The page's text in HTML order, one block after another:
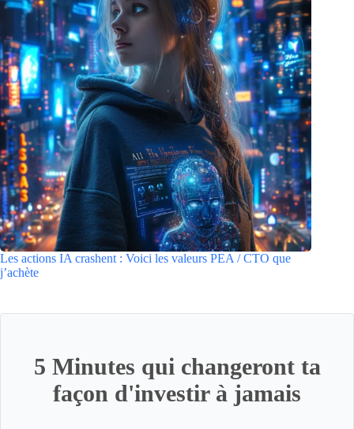
Les actions IA crashent : Voici les valeurs PEA / CTO que
j’achète
5 Minutes qui changeront ta
façon d'investir à jamais